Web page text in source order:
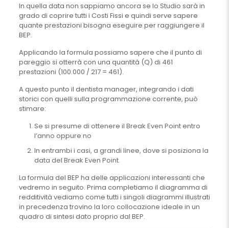
In quella data non sappiamo ancora se lo Studio sarà in
grado di coprire tutti i Costi Fissi e quindi serve sapere
quante prestazioni bisogna eseguire per raggiungere il
BEP.
Applicando la formula possiamo sapere che il punto di
pareggio si otterrà con una quantità (Q) di 461
prestazioni (100.000 / 217 = 461).
A questo punto il dentista manager, integrando i dati
storici con quelli sulla programmazione corrente, può
stimare:
Se si presume di ottenere il Break Even Point entro
l’anno oppure no
In entrambi i casi, a grandi linee, dove si posiziona la
data del Break Even Point.
La formula del BEP ha delle applicazioni interessanti che
vedremo in seguito. Prima completiamo il diagramma di
redditività vediamo come tutti i singoli diagrammi illustrati
in precedenza trovino la loro collocazione ideale in un
quadro di sintesi dato proprio dal BEP.